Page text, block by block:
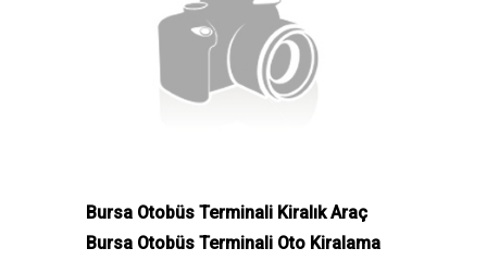
Bursa Otobüs Terminali Kiralık Araç
Bursa Otobüs Terminali Oto Kiralama